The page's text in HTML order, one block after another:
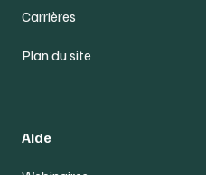
Carrières
Plan du site
Aide